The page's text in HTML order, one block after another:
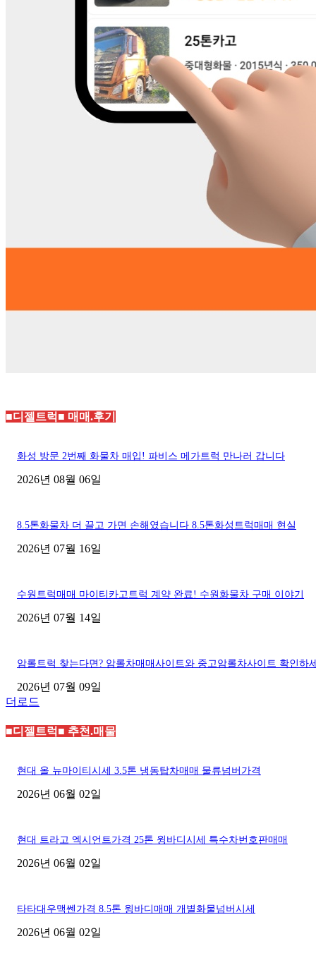
■디젤트럭■ 매매.후기
화성 방문 2번째 화물차 매입! 파비스 메가트럭 만나러 갑니다
2026년 08월 06일
8.5톤화물차 더 끌고 가면 손해였습니다 8.5톤화성트럭매매 현실
2026년 07월 16일
수원트럭매매 마이티카고트럭 계약 완료! 수원화물차 구매 이야기
2026년 07월 14일
암롤트럭 찾는다면? 암롤차매매사이트와 중고암롤차사이트 확인하
2026년 07월 09일
더로드
■디젤트럭■ 추천.매물
현대 올 뉴마이티시세 3.5톤 냉동탑차매매 물류넘버가격
2026년 06월 02일
현대 트라고 엑시언트가격 25톤 윙바디시세 특수차번호판매매
2026년 06월 02일
타타대우맥쎈가격 8.5톤 윙바디매매 개별화물넘버시세
2026년 06월 02일